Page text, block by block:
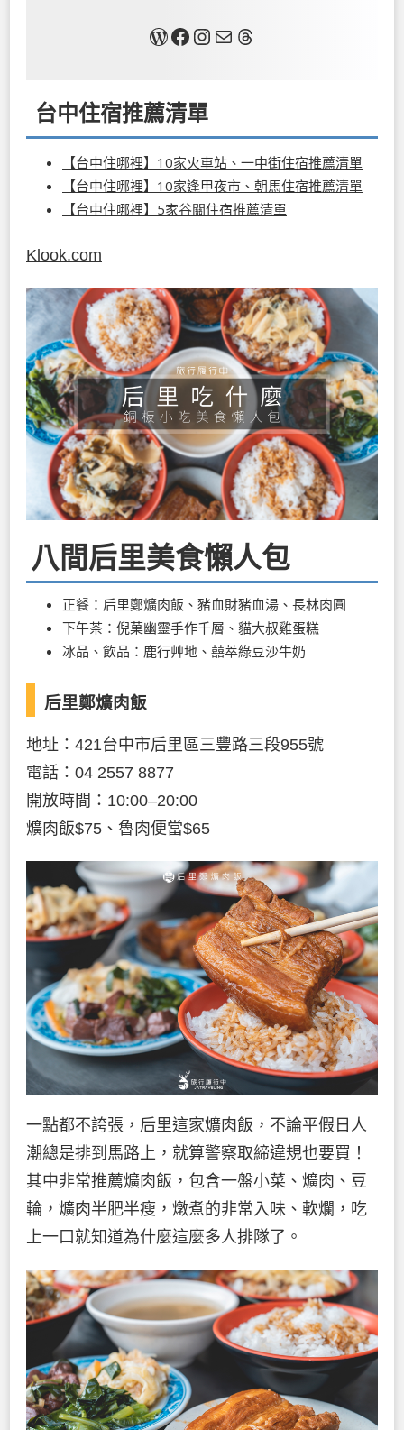
關於我Facebook InstagramMail Threads
台中住宿推薦清單
【台中住哪裡】10家火車站、一中街住宿推薦清單
【台中住哪裡】10家逢甲夜市、朝馬住宿推薦清單
【台中住哪裡】5家谷關住宿推薦清單
Klook.com
八間后里美食懶人包
正餐：后里鄭爌肉飯、豬血財豬血湯、長林肉圓
下午茶：倪菓幽靈手作千層、貓大叔雞蛋糕
冰品、飲品：鹿行艸地、囍萃綠豆沙牛奶
后里鄭爌肉飯
地址：421台中市后里區三豐路三段955號
電話：04 2557 8877
開放時間：10:00–20:00
爌肉飯$75、魯肉便當$65
一點都不誇張，后里這家爌肉飯，不論平假日人
潮總是排到馬路上，就算警察取締違規也要買！
其中非常推薦爌肉飯，包含一盤小菜、爌肉、豆
輪，爌肉半肥半瘦，燉煮的非常入味、軟爛，吃
上一口就知道為什麼這麼多人排隊了。